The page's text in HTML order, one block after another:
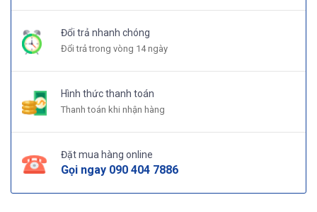
Đổi trả nhanh chóng
Đổi trả trong vòng 14 ngày
Hình thức thanh toán
Thanh toán khi nhận hàng
Đặt mua hàng online
Gọi ngay 090 404 7886